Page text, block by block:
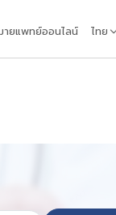
ายแพทย์ออนไลน์ ไทย